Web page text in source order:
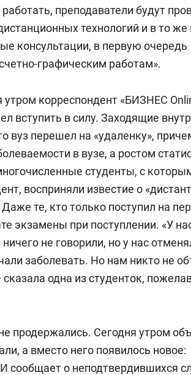
преподаватели будут
технологий и в то
консультации, в первую очередь
графическим работам».
корреспондент «БИЗНЕС
вступить в силу. Заходящие
вуз перешел на «удаленку»,
в вузе, а ростом
студенты, с
восприняли известие о
те, кто только поступил на
экзамены при поступлении. «У
не говорили, но у нас
заболевать. Но нам никто не
сказала одна из студенток,
продержались. Сегодня утром
а вместо него появилось новое:
о неподтвердившихся